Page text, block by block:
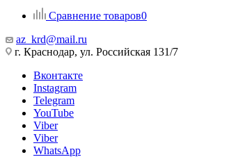
Сравнение товаров0
az_krd@mail.ru
г. Краснодар, ул. Российская 131/7
Вконтакте
Instagram
Telegram
YouTube
Viber
Viber
WhatsApp